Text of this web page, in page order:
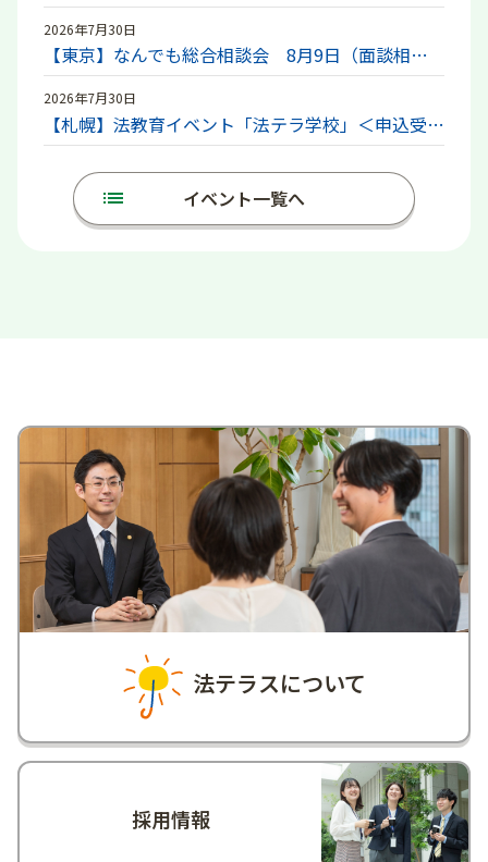
2026年7月30日
【東京】なんでも総合相談会 8月9日（面談相談）
2026年7月30日
【札幌】法教育イベント「法テラ学校」＜申込受付開始＞
list イベント一覧へ
法テラスについて
採用情報